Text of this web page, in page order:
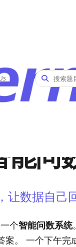
+ 数据分析 · 简历加
能问
让数据自己
个智能问数系统
。 一个下午完